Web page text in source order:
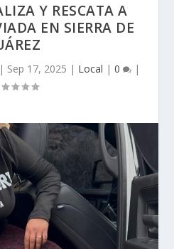
Y RESCATA A
EN SIERRA DE
| Sep 17, 2025 | Local | 0 |